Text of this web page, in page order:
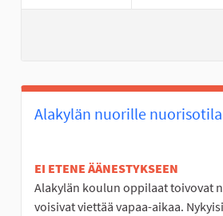
Alakylän nuorille nuorisotila
EI ETENE ÄÄNESTYKSEEN
Alakylän koulun oppilaat toivovat
voisivat viettää vapaa-aikaa.